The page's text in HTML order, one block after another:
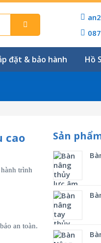
đặt & bảo hành Hồ
Sản
cao
trình
an toàn.